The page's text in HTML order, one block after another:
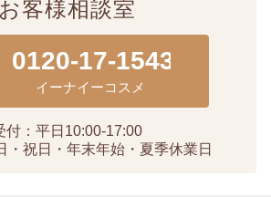
お客様相談室
付：平日10:00-17:00
・祝日・年末年始・夏季休業日